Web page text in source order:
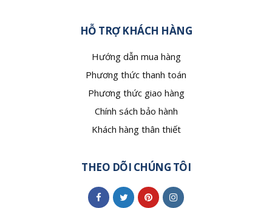
HỖ TRỢ KHÁCH HÀNG
Hướng dẫn mua hàng
Phương thức thanh toán
Phương thức giao hàng
Chính sách bảo hành
Khách hàng thân thiết
THEO DÕI CHÚNG TÔI